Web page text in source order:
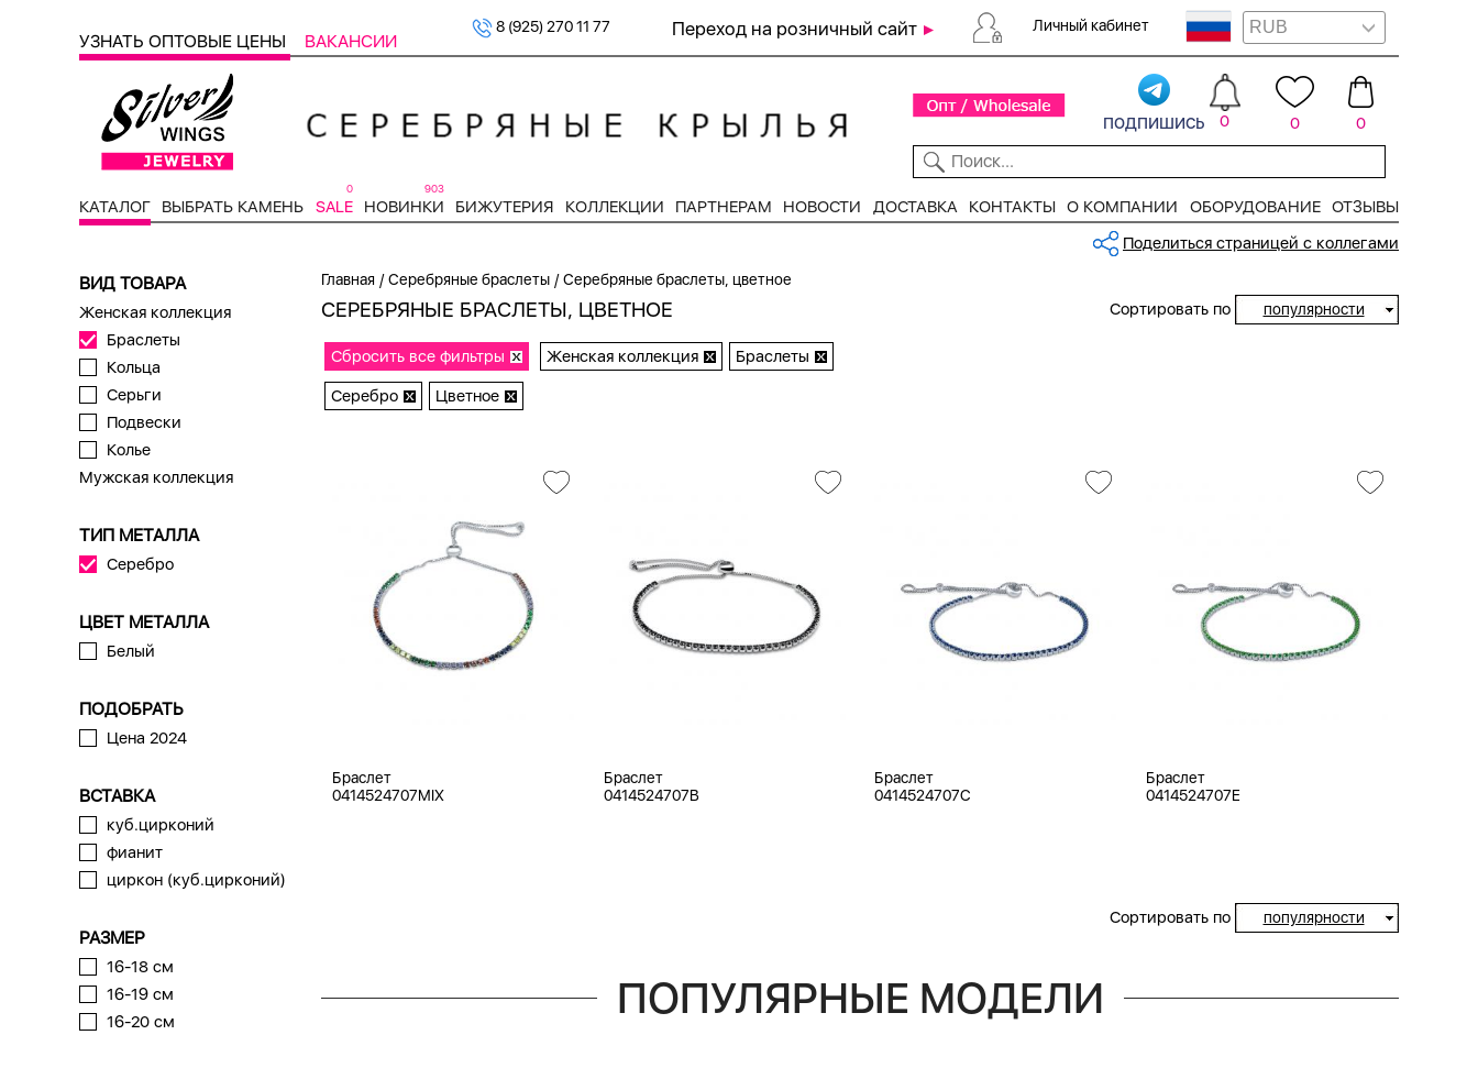
УЗНАТЬ ОПТОВЫЕ ЦЕНЫ ВАКАНСИИ
8 (925) 270 11 77 Переход на розничный сайт Личный кабинет
подпишись 0 0 0
КАТАЛОГ ВЫБРАТЬ КАМЕНЬ SALE
0
НОВИНКИ
903
БИЖУТЕРИЯ КОЛЛЕКЦИИ ПАРТНЕРАМ НОВОСТИ ДОСТАВКА КОНТАКТЫ О КОМПАНИИ ОБОРУДОВАНИЕ ОТЗЫВЫ
Поделиться страницей с коллегами
ВИД ТОВАРА
Женская коллекция
Браслеты
Кольца
Серьги
Подвески
Колье
Мужская коллекция
ТИП МЕТАЛЛА
Серебро
ЦВЕТ МЕТАЛЛА
Белый
ПОДОБРАТЬ
Цена 2024
ВСТАВКА
куб.цирконий
фианит
циркон (куб.цирконий)
РАЗМЕР
16-18 см
16-19 см
16-20 см
Главная /Серебряные браслеты /Серебряные браслеты, цветное
СЕРЕБРЯНЫЕ БРАСЛЕТЫ, ЦВЕТНОЕ Сортировать по популярности
Сбросить все фильтры Женская коллекция
Браслеты
Серебро
Цветное
Браслет
0414524707MIX
Браслет
0414524707B
Браслет
0414524707C
Браслет
0414524707E
Сортировать по популярности
ПОПУЛЯРНЫЕ МОДЕЛИ